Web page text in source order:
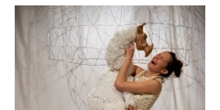
Ingrandisci
immagine